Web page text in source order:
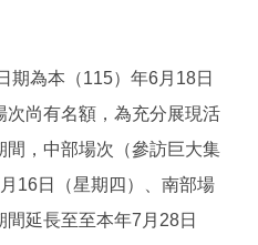
期為本（115）年6月18日
次尚有名額，為充分展現活
，中部場次（參訪巨大集
16日（星期四）、南部場
延長至至本年7月28日